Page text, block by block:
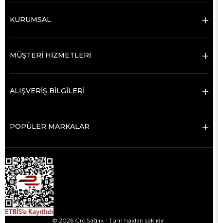
KURUMSAL
MÜŞTERİ HİZMETLERİ
ALIŞVERİŞ BİLGİLERİ
POPÜLER MARKALAR
© 2026 Grc Sağlık - Tüm hakları saklıdır.